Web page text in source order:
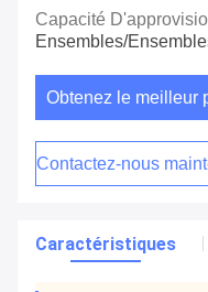
Capacité
Ensembles/
Obtenez le meilleur
Contactez-nous
Caractéristiques